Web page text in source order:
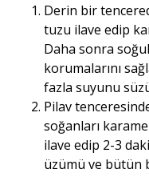
Derin bir
tuzu ilave edip
Daha sonra
korumalarını
fazla suyunu
Pilav
soğanları
ilave edip 2-3
üzümü ve bütün